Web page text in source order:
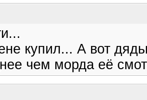
купил... А вот
чем морда её